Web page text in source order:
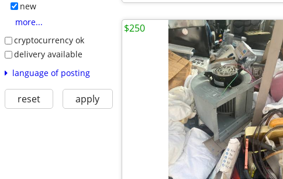
new
more...
cryptocurrency ok
delivery available
language of posting
reset apply
$250